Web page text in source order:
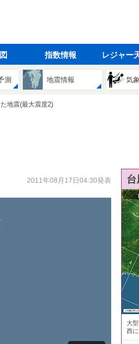
指数情報 レジャー
測 地震情報 気
地震(最大震度2)
2011年08月17日04:30発表
大
西